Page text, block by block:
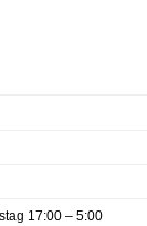
17:00 – 5:00